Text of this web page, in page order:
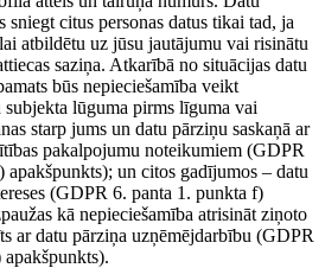
sniegt citus personas datus tikai tad, ja
atbildētu uz jūsu jautājumu vai risinātu
saziņa. Atkarībā no situācijas datu
būs nepieciešamība veikt
subjekta lūguma pirms līguma vai
starp jums un datu pārziņu saskaņā ar
pakalpojumu noteikumiem (GDPR
apakšpunkts); un citos gadījumos – datu
(GDPR 6. panta 1. punkta f)
kā nepieciešamība atrisināt ziņoto
ar datu pārziņa uzņēmējdarbību (GDPR